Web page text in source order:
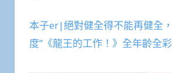
本子er|絕對健全得不能再健全
度”《龍王的工作！》全年齡全